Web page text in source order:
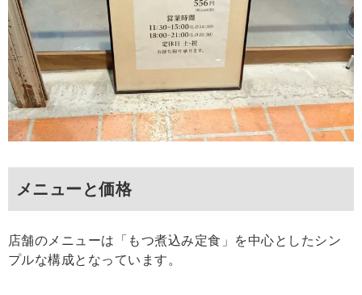
メニューと価格
店舗のメニューは「もつ煮込み定食」を中心としたシン
プルな構成となっています。